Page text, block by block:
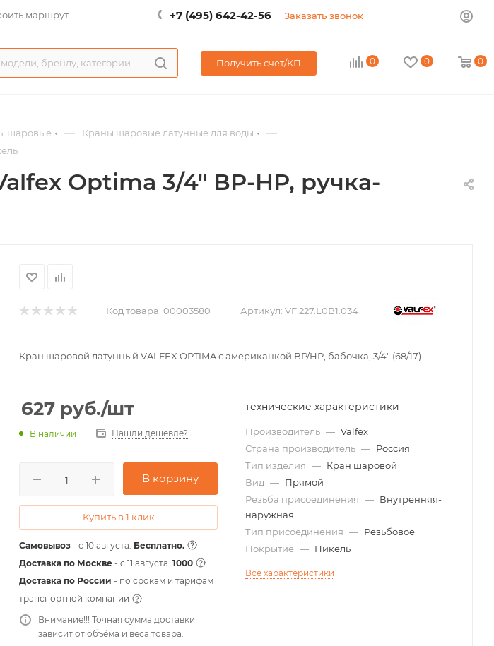
маршрут +7 (495) 642-42-56 Заказать звонок
Получить счет/КП 0 0 0
шаровые — Краны шаровые латунные для воды —
Optima 3/4" ВР-НР, ручка-
Код товара: 00003580 Артикул: VF.227.L0B1.034
Кран шаровой латунный VALFEX OPTIMA с американкой ВР/НР, бабочка, 3/4" (68/17)
627 руб./шт
В наличии Нашли дешевле?
В корзину
Купить в 1 клик
Самовывоз - с 10 августа. Бесплатно.
Доставка по Москве - c 11 августа. 1000
Доставка по России - по срокам и тарифам
транспортной компании
Внимание!!! Точная сумма доставки
зависит от объёма и веса товара.
технические характеристики
Производитель — Valfex
Страна производитель — Россия
Тип изделия — Кран шаровой
Вид — Прямой
Резьба присоединения — Внутренняя-
наружная
Тип присоединения — Резьбовое
Покрытие — Никель
Все характеристики